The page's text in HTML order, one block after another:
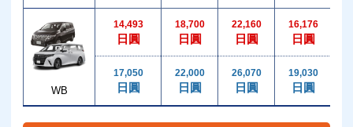
WB
14,493
日圓
18,700
日圓
22,160
日圓
16,176
日圓
17,050
日圓
22,000
日圓
26,070
日圓
19,030
日圓